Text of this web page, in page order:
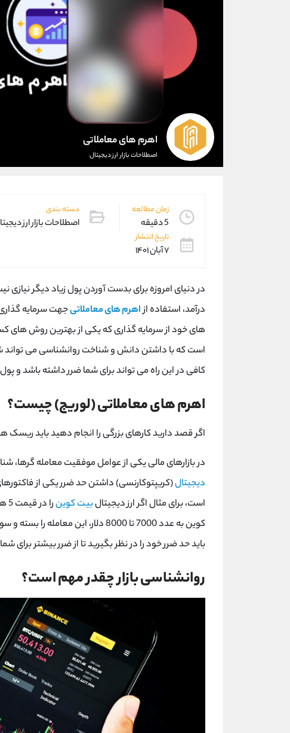
اهرم های معاملاتی
اصطلاحات بازار ارز دیجیتال
زمان مطالعه
5 دقیقه
دسته بندی
اصطلاحات بازار ارز
تاریخ انتشار
۷ آبان ۱۴۰۱
در دنیای امروزه برای بدست آوردن پول زیاد دیگر
درآمد، استفاده ازاهرم های معاملاتیجهت سرمایه
های خود از سرمایه گذاری که یکی از بهترین روش های
است که با داشتن دانش و شناخت روانشناسی می تواند
کافی در این راه می تواند برای شما ضرر داشته باشد و
اهرم های معاملاتی (لوریج) چیست؟
اگر قصد دارید کارهای بزرگی را انجام دهید باید ریسک
در بازارهای مالی یکی از عوامل موفقیت معامله گرها،
دیجیتال(کریپتوکارنسی) داشتن حد ضرر یکی از
است، برای مثال اگر ارز دیجیتالبیت کوین
کوین به عدد 7000 تا 8000 دلار، این
باید حد ضرر خود را در نظر بگیرید تا از ضرر بیشتر برای
روانشناسی بازار چقدر مهم است؟